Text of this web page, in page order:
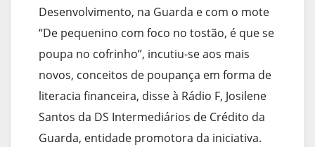
Desenvolvimento, na Guarda e com o mote
“De pequenino com foco no tostão, é que se
poupa no cofrinho”, incutiu-se aos mais
novos, conceitos de poupança em forma de
literacia financeira, disse à Rádio F, Josilene
Santos da DS Intermediários de Crédito da
Guarda, entidade promotora da iniciativa.